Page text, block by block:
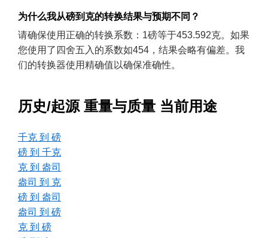
为什么我从磅到克的转换结果与预期不同？
请确保使用正确的转换系数：1磅等于453.592克。如果
您使用了四舍五入的系数如454，结果会略有偏差。我
们的转换器使用精确值以确保准确性。
历史/起源 重量与质量 当前用途
千克 到 磅
磅 到 千克
克 到 盎司
盎司 到 克
磅 到 盎司
盎司 到 磅
克 到 磅